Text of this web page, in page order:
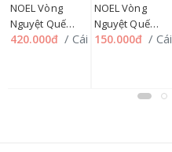
NOEL Vòng
Nguyệt Quế
70cm SP012357
420.000đ / Cái
NOEL Vòng
Nguyệt Quế
40cm SP012358,
150.000đ / Cái